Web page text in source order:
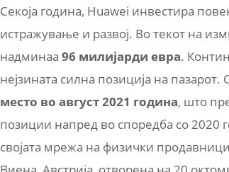
Секоја година, Huawei инвестира
истражување и развој. Во текот на
надминаа 96 милијарди евра.
нејзината силна позиција на
место во август 2021 година, што
позиции напред во споредба со 2020
својата мрежа на физички